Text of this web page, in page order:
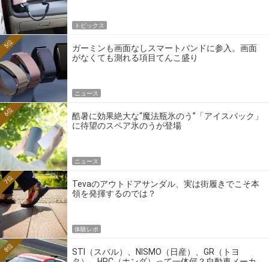
トピックス
ガーミンも画面なしスマートバンドに参入。画面
がなくても測れる項目てんこ盛り
5位
ニュース
酷暑に効果絶大な“魔法瓶氷のう”「アイスパック」
に待望のスペア氷のうが登場
6位
ニュース
Tevaのアウトドアサンダル、実は街履きでこそ本
領を発揮するのでは？
7位
体験レポ
STI（スバル）、NISMO（日産）、GR（トヨ
8位